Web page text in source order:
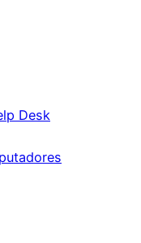
Desk